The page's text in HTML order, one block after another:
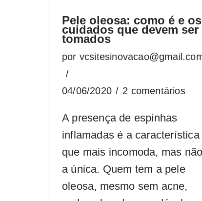
Pele oleosa: como é e os
cuidados que devem ser
tomados
por
04/06/2020 2 comentários
A presença de espinhas
inflamadas é a característica
que mais incomoda, mas
a única. Quem tem a pele
oleosa, mesmo sem acne,